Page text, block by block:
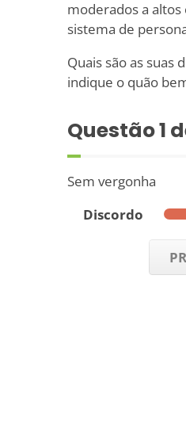
moderados a
sistema de
Quais são as suas
indique o quão
Questão1
Sem vergonha
Discordo